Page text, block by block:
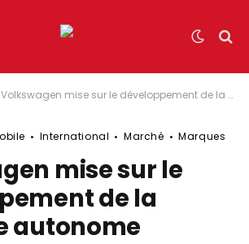
Volkswagen mise sur le développement de la conduite autonome
International Marché Marques
mise sur le
de la
autonome